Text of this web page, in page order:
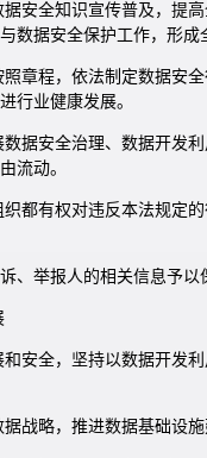
安全知识宣传普及，提
数据安全保护工作，形
章程，依法制定数据安
行业健康发展。
据安全治理、数据开发
流动。
都有权对违反本法规定
、举报人的相关信息予
安全，坚持以数据开发
战略，推进数据基础设